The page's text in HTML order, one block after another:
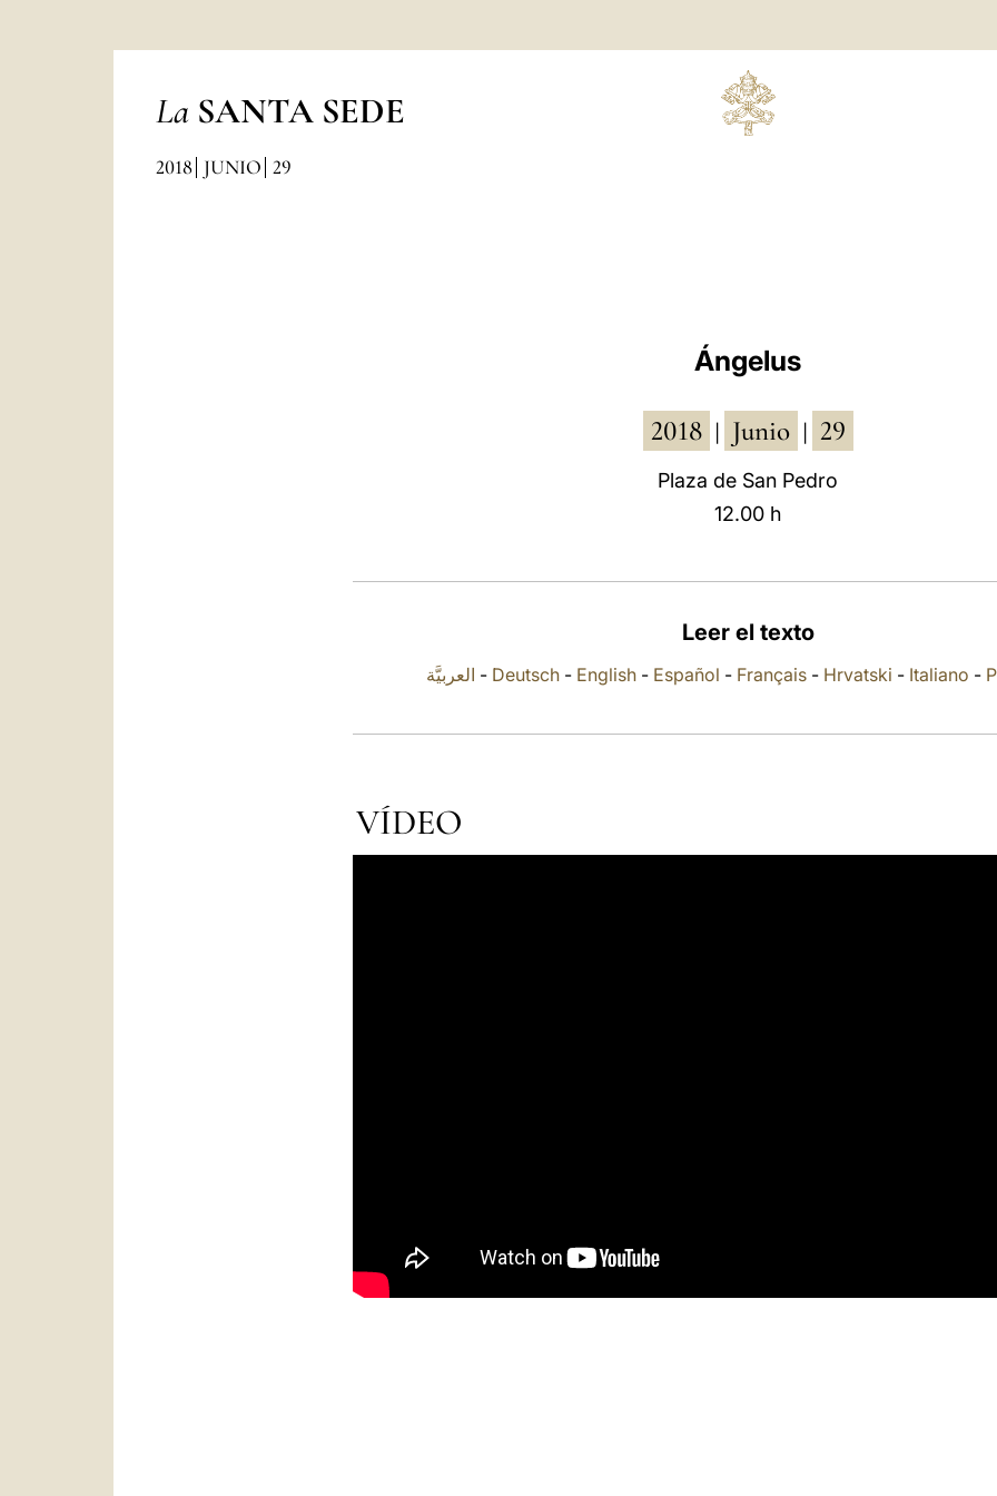
La SANTA SEDE
2018 JUNIO 29
Ángelus
2018 Junio 29
Plaza de San Pedro
12.00 h
Leer el texto
العربيَّة - Deutsch- English- Español - Français- Hrvatski - Italiano -
VÍDEO